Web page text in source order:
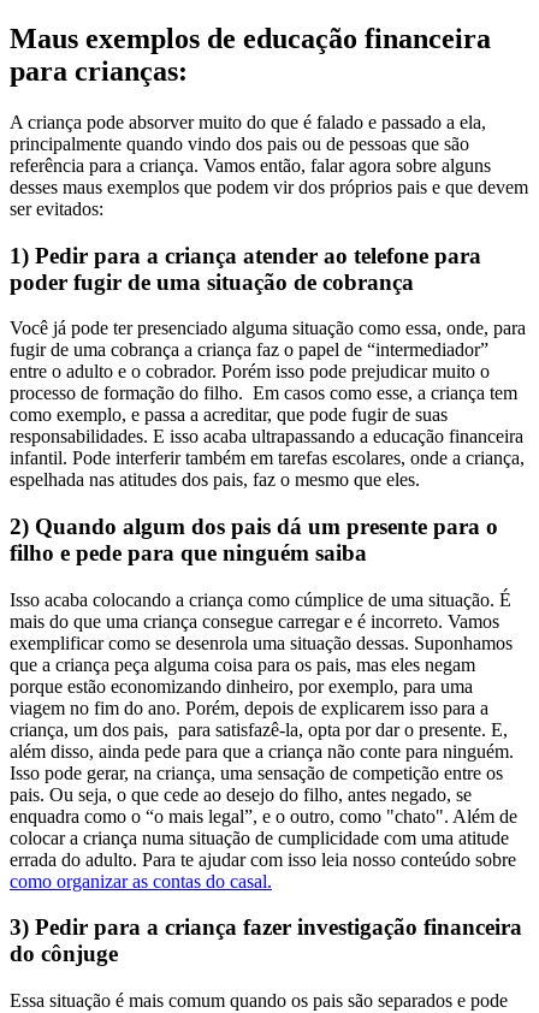
Maus exemplos de educação financeira
para crianças:
A criança pode absorver muito do que é falado e passado a ela,
principalmente quando vindo dos pais ou de pessoas que são
referência para a criança. Vamos então, falar agora sobre alguns
desses maus exemplos que podem vir dos próprios pais e que devem
ser evitados:
1) Pedir para a criança atender ao telefone para
poder fugir de uma situação de cobrança
Você já pode ter presenciado alguma situação como essa, onde, para
fugir de uma cobrança a criança faz o papel de “intermediador”
entre o adulto e o cobrador. Porém isso pode prejudicar muito o
processo de formação do filho. Em casos como esse, a criança tem
como exemplo, e passa a acreditar, que pode fugir de suas
responsabilidades. E isso acaba ultrapassando a educação financeira
infantil. Pode interferir também em tarefas escolares, onde a criança,
espelhada nas atitudes dos pais, faz o mesmo que eles.
2) Quando algum dos pais dá um presente para o
filho e pede para que ninguém saiba
Isso acaba colocando a criança como cúmplice de uma situação. É
mais do que uma criança consegue carregar e é incorreto. Vamos
exemplificar como se desenrola uma situação dessas. Suponhamos
que a criança peça alguma coisa para os pais, mas eles negam
porque estão economizando dinheiro, por exemplo, para uma
viagem no fim do ano. Porém, depois de explicarem isso para a
criança, um dos pais, para satisfazê-la, opta por dar o presente. E,
além disso, ainda pede para que a criança não conte para ninguém.
Isso pode gerar, na criança, uma sensação de competição entre os
pais. Ou seja, o que cede ao desejo do filho, antes negado, se
enquadra como o “o mais legal”, e o outro, como "chato". Além de
colocar a criança numa situação de cumplicidade com uma atitude
errada do adulto. Para te ajudar com isso leia nosso conteúdo sobre
como organizar as contas do casal.
3) Pedir para a criança fazer investigação financeira
do cônjuge
Essa situação é mais comum quando os pais são separados e pode